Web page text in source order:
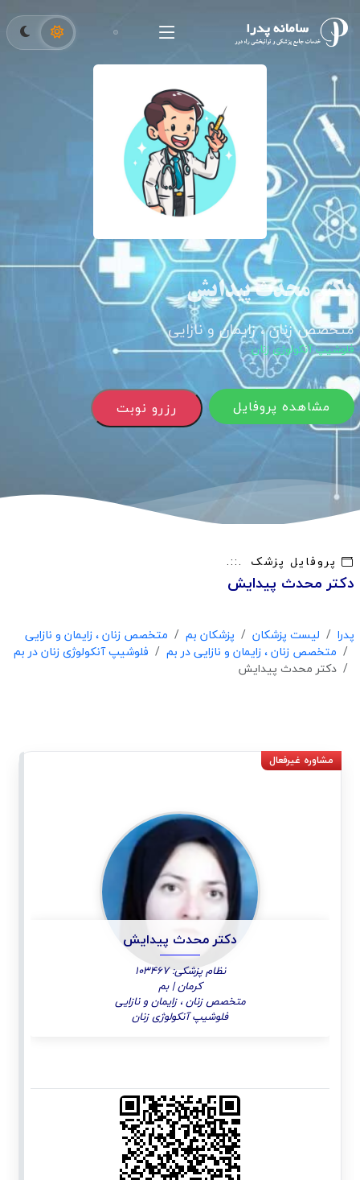
دکتر محدث پیدایش
متخصص زنان ، زایمان و نازایی
فلوشیپ آنکولوژی زنان
رزرو نوبت مشاهده پروفایل
پروفایل پزشک
دکتر محدث پیدایش
پدرا لیست پزشکان پزشکان بم
متخصص زنان ، زایمان و نازایی
متخصص زنان ، زایمان و نازایی در بم
فلوشیپ آنکولوژی زنان در بم
دکتر محدث پیدایش
دکتر محدث پیدایش
نظام پزشکی: 103467
کرمان | بم
متخصص زنان ، زایمان و نازایی
فلوشیپ آنکولوژی زنان